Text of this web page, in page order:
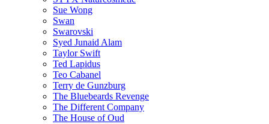
Sue Wong
Swan
Swarovski
Syed Junaid Alam
Taylor Swift
Ted Lapidus
Teo Cabanel
Terry de Gunzburg
The Bluebeards Revenge
The Different Company
The House of Oud